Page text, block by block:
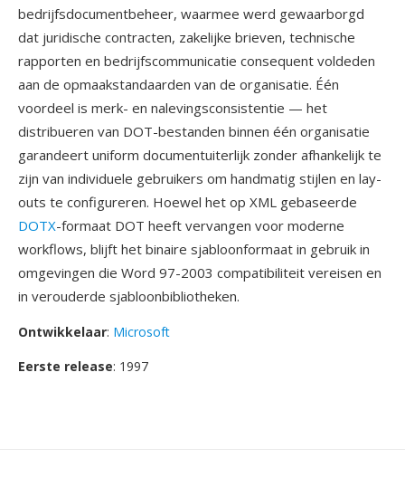
bedrijfsdocumentbeheer, waarmee werd gewaarborgd
dat juridische contracten, zakelijke brieven, technische
rapporten en bedrijfscommunicatie consequent voldeden
aan de opmaakstandaarden van de organisatie. Één
voordeel is merk- en nalevingsconsistentie — het
distribueren van DOT-bestanden binnen één organisatie
garandeert uniform documentuiterlijk zonder afhankelijk te
zijn van individuele gebruikers om handmatig stijlen en lay-
outs te configureren. Hoewel het op XML gebaseerde
DOTX-formaat DOT heeft vervangen voor moderne
workflows, blijft het binaire sjabloonformaat in gebruik in
omgevingen die Word 97-2003 compatibiliteit vereisen en
in verouderde sjabloonbibliotheken.
Ontwikkelaar: Microsoft
Eerste release: 1997